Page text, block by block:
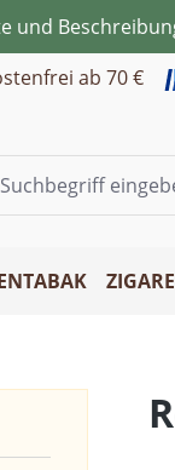
und
ab 70 €